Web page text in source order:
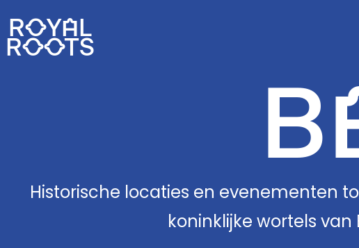
ROYAL
ROOTS
Historische locaties en evenementen
koninklijke wortels